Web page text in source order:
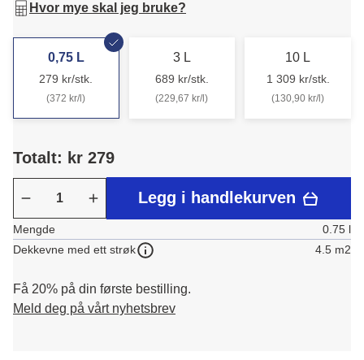
Hvor mye skal jeg bruke?
0,75 L
279 kr/stk.
(372 kr/l)
3 L
689 kr/stk.
(229,67 kr/l)
10 L
1 309 kr/stk.
(130,90 kr/l)
Totalt: kr 279
Legg i handlekurven
Mengde
0.75 l
Dekkevne med ett strøk
4.5 m2
Få 20% på din første bestilling.
Meld deg på vårt nyhetsbrev